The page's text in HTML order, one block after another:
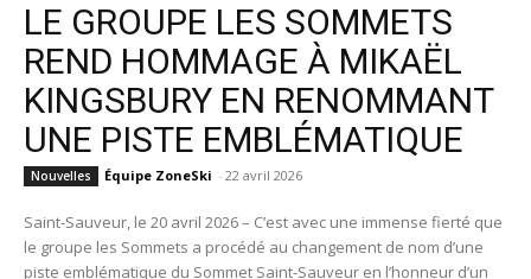
LE GROUPE LES SOMMETS
REND HOMMAGE À MIKAËL
KINGSBURY EN RENOMMANT
UNE PISTE EMBLÉMATIQUE
Nouvelles Équipe ZoneSki - 22 avril 2026
Saint-Sauveur, le 20 avril 2026 – C’est avec une immense fierté que
le groupe les Sommets a procédé au changement de nom d’une
piste emblématique du Sommet Saint-Sauveur en l’honneur d’un